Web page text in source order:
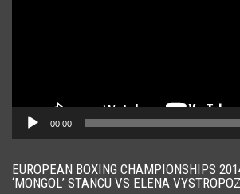
00:00
EUROPEAN BOXING CHAMPIONSHIPS
‘MONGOL’ STANCU VS ELENA